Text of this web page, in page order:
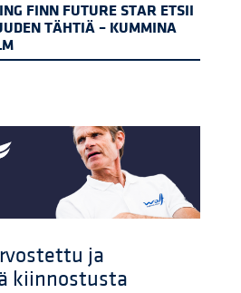
FINN FUTURE STAR ETSII
TÄHTIÄ – KUMMINA
ja
kiinnostusta